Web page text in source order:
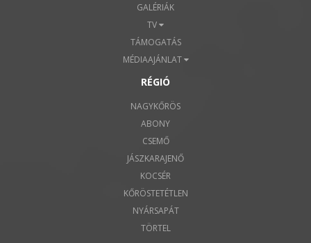
GALÉRIÁK
TV
TÁMOGATÁS
MÉDIAAJÁNLAT
RÉGIÓ
NAGYKŐRÖS
ABONY
CSEMŐ
JÁSZKARAJENŐ
KOCSÉR
KŐRÖSTETÉTLEN
NYÁRSAPÁT
TÖRTEL